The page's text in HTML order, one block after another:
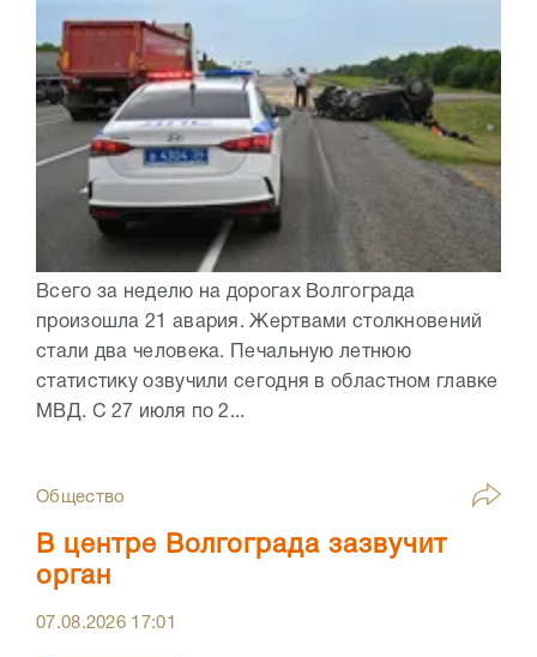
Всего за неделю на дорогах Волгограда
произошла 21 авария. Жертвами столкновений
стали два человека. Печальную летнюю
статистику озвучили сегодня в областном главке
МВД. С 27 июля по 2...
Общество
В центре Волгограда зазвучит
орган
07.08.2026 17:01